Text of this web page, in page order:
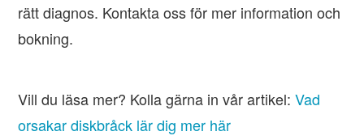
rätt diagnos. Kontakta oss för mer information och
bokning.
Vill du läsa mer? Kolla gärna in vår artikel:Vad
orsakar diskbråck lär dig mer här